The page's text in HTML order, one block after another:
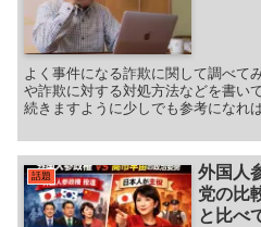
よく事件になる詐欺に関して調べて
や詐欺に対する対処方法などを書い
続きますように少しでも参考になれ
話題
外国人
党の比
と比べ